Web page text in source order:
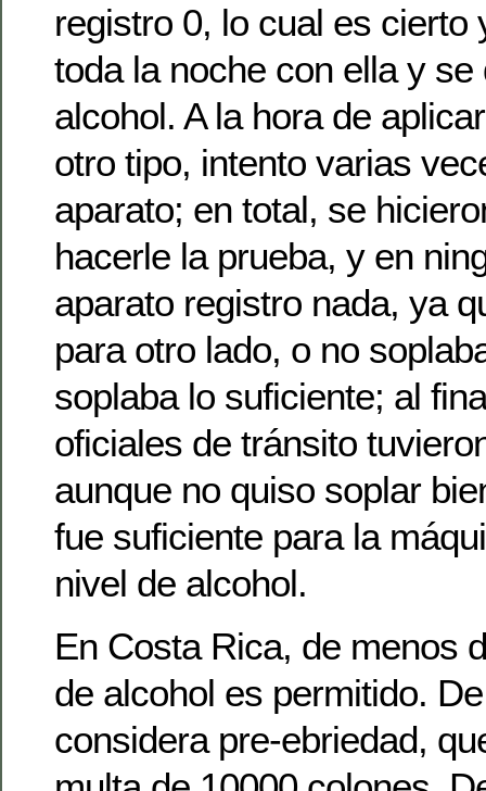
registro 0, lo cual es cierto
toda la noche con ella y se
alcohol. A la hora de
otro tipo, intento varias
aparato; en total, se
hacerle la prueba, y en
aparato registro nada, ya
para otro lado, o no
soplaba lo suficiente; al
oficiales de tránsito
aunque no quiso soplar
fue suficiente para la
nivel de alcohol.
En Costa Rica, de menos
de alcohol es permitido.
considera pre-ebriedad,